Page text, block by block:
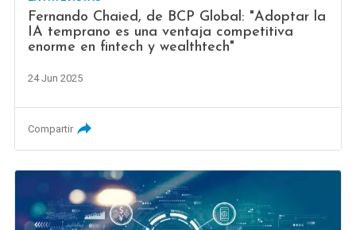
Fernando Chaied, de BCP Global: "Adoptar la
IA temprano es una ventaja competitiva
enorme en fintech y wealthtech"
24 Jun 2025
Compartir